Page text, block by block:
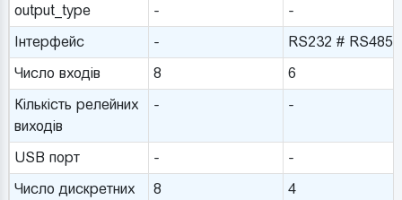
output_type
-
-
Інтерфейс
-
RS232 # RS485
Число входів
8
6
Кількість релейних
виходів
- -
USB порт -
-
Число дискретних
8 4